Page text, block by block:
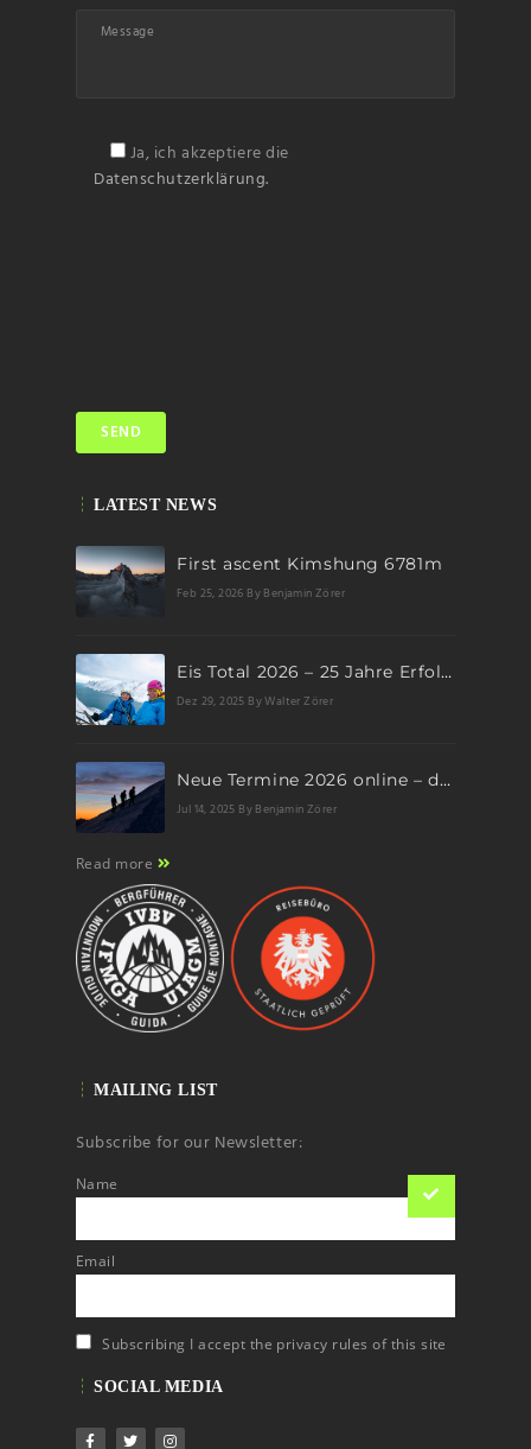
Ja, ich akzeptiere die
Datenschutzerklärung.
LATEST NEWS
First ascent Kimshung 6781m
Feb 25, 2026 By Benjamin Zörer
Eis Total 2026 – 25 Jahre Erfolgsgeschichte im steilen Eis
Dez 29, 2025 By Walter Zörer
Neue Termine 2026 online – dein nächstes Abenteuer wartet!
Jul 14, 2025 By Benjamin Zörer
Read more
MAILING LIST
Subscribe for our Newsletter:
Name
Email
Subscribing I accept the privacy rules of this site
SOCIAL MEDIA